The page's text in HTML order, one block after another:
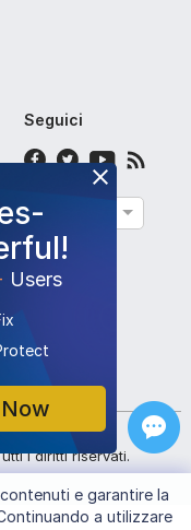
Users
Seguici
i diritti riservati.
e garantire la
a utilizzare